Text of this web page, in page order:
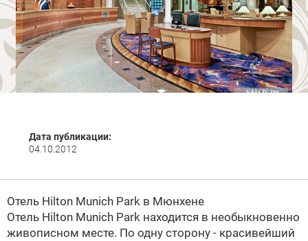
Дата публикации:
04.10.2012
Отель Hilton Munich Park в Мюнхене
Отель Hilton Munich Park находится в необыкновенно
живописном месте. По одну сторону - красивейший